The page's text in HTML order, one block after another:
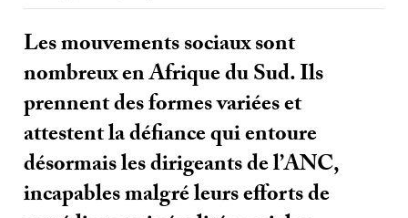
Les mouvements sociaux sont
nombreux en Afrique du Sud. Ils
prennent des formes variées et
attestent la défiance qui entoure
désormais les dirigeants de l’ANC,
incapables malgré leurs efforts de